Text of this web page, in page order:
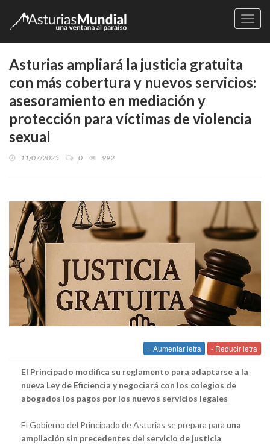
Asturias ampliará la justicia gratuita
con más cobertura y nuevos servicios:
asesoramiento en mediación y
protección para víctimas de violencia
sexual
11/07/2025 0 992
+ Aumentar letra - Reducir letra
El Principado modifica su reglamento para adaptarse a la
nueva Ley de Eficiencia y negociará con los colegios de
abogados los pagos por los nuevos servicios legales
El Gobierno del Principado de Asturias se prepara para una
ampliación sin precedentes del servicio de justicia